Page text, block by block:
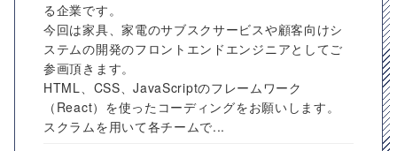
る企業です。
今回は家具、家電のサブスクサービスや顧客向けシ
ステムの開発のフロントエンドエンジニアとしてご
参画頂きます。
HTML、CSS、JavaScriptのフレームワーク
（React）を使ったコーディングをお願いします。
スクラムを用いて各チームで...